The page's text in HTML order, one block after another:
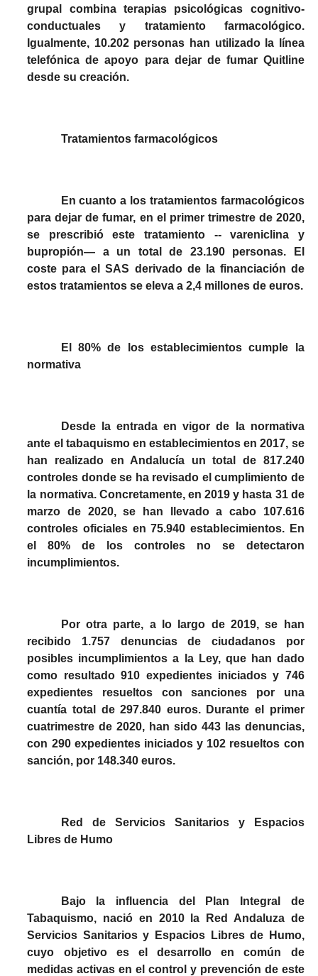
grupal combina terapias psicológicas cognitivo-
conductuales y tratamiento farmacológico.
Igualmente, 10.202 personas han utilizado la línea
telefónica de apoyo para dejar de fumar Quitline
desde su creación.
Tratamientos farmacológicos
En cuanto a los tratamientos farmacológicos
para dejar de fumar, en el primer trimestre de 2020,
se prescribió este tratamiento -- vareniclina y
bupropión— a un total de 23.190 personas. El
coste para el SAS derivado de la financiación de
estos tratamientos se eleva a 2,4 millones de euros.
El 80% de los establecimientos cumple la
normativa
Desde la entrada en vigor de la normativa
ante el tabaquismo en establecimientos en 2017, se
han realizado en Andalucía un total de 817.240
controles donde se ha revisado el cumplimiento de
la normativa. Concretamente, en 2019 y hasta 31 de
marzo de 2020, se han llevado a cabo 107.616
controles oficiales en 75.940 establecimientos. En
el 80% de los controles no se detectaron
incumplimientos.
Por otra parte, a lo largo de 2019, se han
recibido 1.757 denuncias de ciudadanos por
posibles incumplimientos a la Ley, que han dado
como resultado 910 expedientes iniciados y 746
expedientes resueltos con sanciones por una
cuantía total de 297.840 euros. Durante el primer
cuatrimestre de 2020, han sido 443 las denuncias,
con 290 expedientes iniciados y 102 resueltos con
sanción, por 148.340 euros.
Red de Servicios Sanitarios y Espacios
Libres de Humo
Bajo la influencia del Plan Integral de
Tabaquismo, nació en 2010 la Red Andaluza de
Servicios Sanitarios y Espacios Libres de Humo,
cuyo objetivo es el desarrollo en común de
medidas activas en el control y prevención de este